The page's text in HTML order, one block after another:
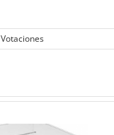
Votaciones